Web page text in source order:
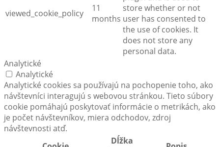
viewed_cookie_policy
11
months
store whether or not
user has consented to
the use of cookies. It
does not store any
personal data.
Analytické
Analytické
Analytické cookies sa používajú na pochopenie toho, ako
návštevníci interagujú s webovou stránkou. Tieto súbory
cookie pomáhajú poskytovať informácie o metrikách, ako
je počet návštevníkov, miera odchodov, zdroj
návštevnosti atď.
Dĺžka